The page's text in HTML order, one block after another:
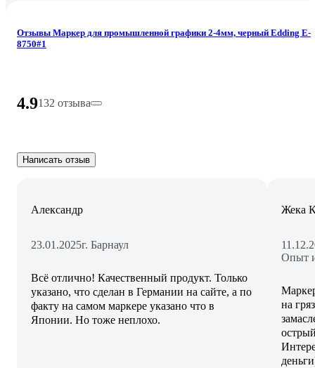
Отзывы Маркер для промышленной графики 2-4мм, черный Edding E-
8750#1
4.9132 отзыва
Написать отзыв
Александр
23.01.2025г. Барнаул
Всё отлично! Качественный продукт. Только
указано, что сделан в Германии на сайте, а по
факту на самом маркере указано что в
Японии. Но тоже неплохо.
Жека
Опыт
на